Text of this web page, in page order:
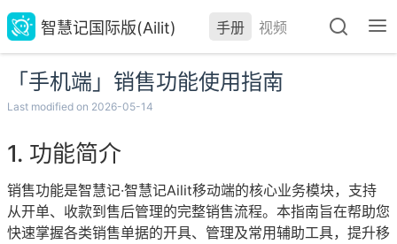
智慧记国际版(Ailit) 手册 视频
「手机端」销售功能使用指南
Last modified on 2026-05-14
功能简介
销售功能是智慧记·智慧记Ailit移动端的核心业务模块，支持
从开单、收款到售后管理的完整销售流程。本指南旨在帮助您
快速掌握各类销售单据的开具、管理及常用辅助工具，提升移